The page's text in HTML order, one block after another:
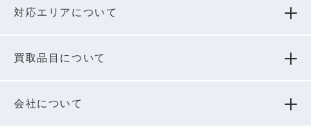
対応エリアについて
買取品⽬について
会社について